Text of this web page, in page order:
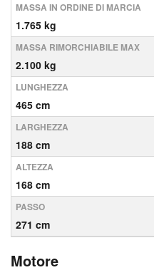
MASSA IN ORDINE DI MARCIA
1.765 kg
MASSA RIMORCHIABILE MAX
2.100 kg
LUNGHEZZA
465 cm
LARGHEZZA
188 cm
ALTEZZA
168 cm
PASSO
271 cm
Motore